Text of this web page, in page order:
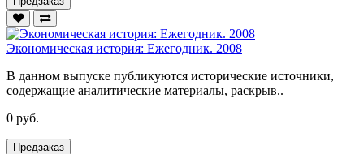
Экономическая история: Ежегодник. 2008
В данном выпуске публикуются исторические источники,
содержащие аналитические материалы, раскрыв..
0 руб.
Предзаказ